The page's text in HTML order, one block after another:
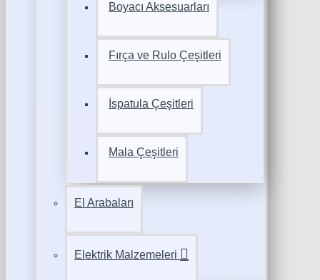
Boyacı Aksesuarları
Fırça ve Rulo Çeşitleri
İspatula Çeşitleri
Mala Çeşitleri
El Arabaları
Elektrik Malzemeleri